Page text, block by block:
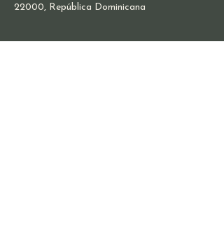
22000, República Dominicana